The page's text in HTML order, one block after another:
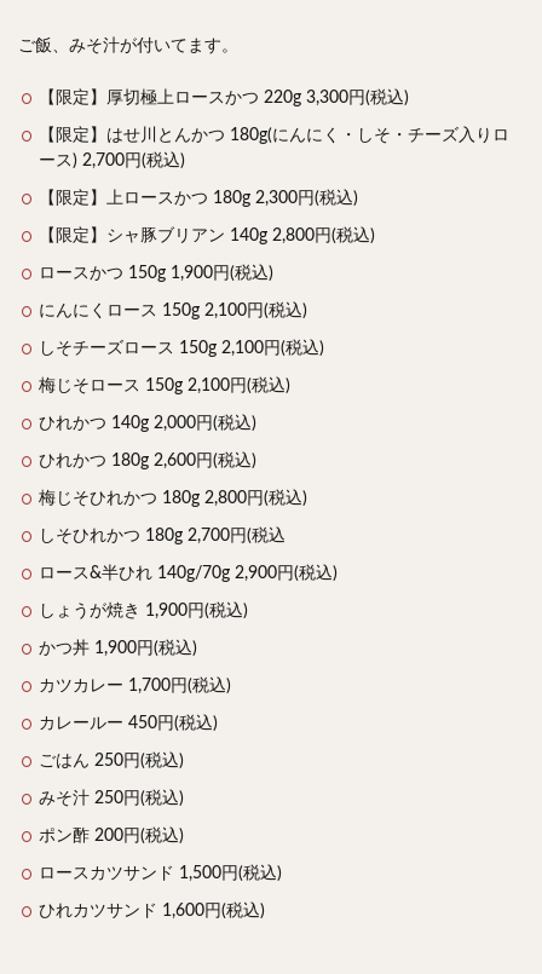
ご飯、みそ汁が付いてます。
【限定】厚切極上ロースかつ 220g 3,300円(税込)
【限定】はせ川とんかつ 180g(にんにく・しそ・チーズ入りロ
ース) 2,700円(税込)
【限定】上ロースかつ 180g 2,300円(税込)
【限定】シャ豚ブリアン 140g 2,800円(税込)
ロースかつ 150g 1,900円(税込)
にんにくロース 150g 2,100円(税込)
しそチーズロース 150g 2,100円(税込)
梅じそロース 150g 2,100円(税込)
ひれかつ 140g 2,000円(税込)
ひれかつ 180g 2,600円(税込)
梅じそひれかつ 180g 2,800円(税込)
しそひれかつ 180g 2,700円(税込
ロース&半ひれ 140g/70g 2,900円(税込)
しょうが焼き 1,900円(税込)
かつ丼 1,900円(税込)
カツカレー 1,700円(税込)
カレールー 450円(税込)
ごはん 250円(税込)
みそ汁 250円(税込)
ポン酢 200円(税込)
ロースカツサンド 1,500円(税込)
ひれカツサンド 1,600円(税込)